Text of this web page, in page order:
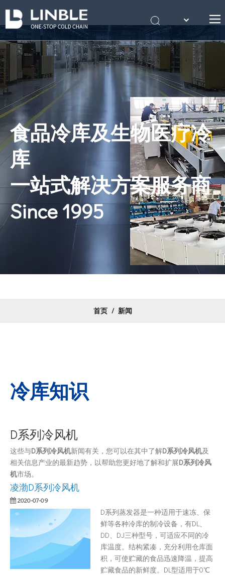
首页
关于我们
产品
案例
冷库知识
联系我们
English
Português
食品冷库及生物医疗冷
库
一站式解决方案服务商
Since 1995
首页 / 新闻
冷库知识
D系列冷风机
这些与D系列冷风机新闻有关，您可以在其中了解D系列冷风机及
相关信息产业的最新趋势，以帮助您更好地了解和扩展D系列冷风
机市场。
凌渤D系列冷风机
2020-07-09
D系列蒸发器是一种适用于速冻、保
鲜等各种冷库的制冷设备，有DL、
DD、DJ三种型号，可适应不同的冷
库温度。结构紧凑，充分利用仓库面
积，可使贮藏的食品迅速降温，提高
贮藏食品的新鲜度。DL型适用于0℃